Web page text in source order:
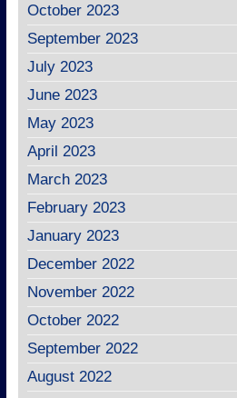
October 2023
September 2023
July 2023
June 2023
May 2023
April 2023
March 2023
February 2023
January 2023
December 2022
November 2022
October 2022
September 2022
August 2022